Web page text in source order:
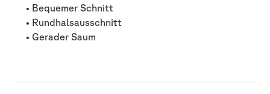
• Bequemer Schnitt
• Rundhalsausschnitt
• Gerader Saum